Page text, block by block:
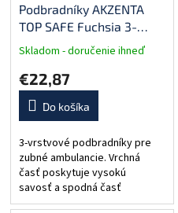
Podbradníky AKZENTA
TOP SAFE Fuchsia 3-
vrstvové
Skladom - doručenie ihneď
€22,87
Do košíka
3-vrstvové podbradníky pre
zubné ambulancie. Vrchná
časť poskytuje vysokú
savosť a spodná časť
vodeodolnosť. Je vyrobený z